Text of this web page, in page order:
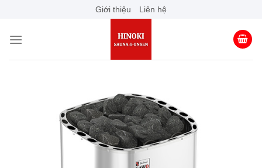
content
Giới thiệu Liên hệ